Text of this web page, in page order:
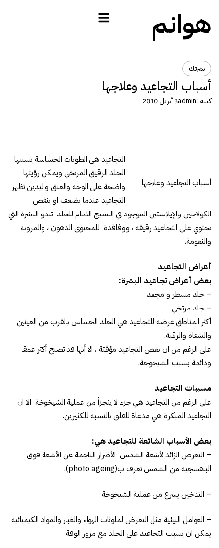
هوانم
بشرتك
أسباب التجاعيد وعلاجها
كتبه :admin8 أبريل 2010
أسباب التجاعيد وعلاجها
التجاعيد هي الطويات الحساسة يسببها
الجلد الرقيق المرتخي ويمكن رؤيتها
واضحة على الوجه والعنق واليدين تظهر
التجاعيد عندما يضعف او ينقص
الكولاجين والإيلاستين الموجود في النسيج الضام للجلد تبدو البشرة التي
تحتوي على التجاعيد رقيقة ، ووفاقدة للمحتوى الدهون ، والمرونة
والنعومة.
أعراض التجاعيد
بعض أعراض تجاعيد البشرة:
– جلد مسطر و مجعد
– جلد مرتخي
أكثر المناطق عرضة للتجاعيد هي الجلد الحساس بالقرب من العينين
والشفاه والرقبة.
على الرغم من ان بعض التجاعيد مؤقتة ، الا أنها قد تصبح أكثر عمقا
ودائمة بسبب الشيخوخة.
مسببات التجاعيد
على الرغم من التجاعيد هي جزء لا يتجزأ من عملية الشيخوخة الا ان
التجاعيد المبكرة هي مدعاة للقلق بالنسبة للكثيرين.
بعض الأسباب الشائعة للتجاعيد هي:
– التعرض الزائد لأشعة الشمس الأضرار الناجمة عن الأشعة فوق
البنفسجية من الشمس تعرف ب(photo ageing).
– التدخين يسرع من عملية الشيخوخة
– العوامل البيئية مثل التعرض لملوثات الهواء والغبار والمواد الكيميائية
يمكن ان يسبب التجاعيد على الجلد مع مرور الوقة